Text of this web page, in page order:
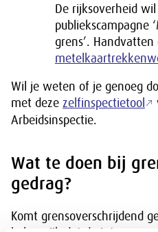
De rijksoverheid
publiekscampagne
grens’.
Wil je weten of je genoeg
met deze zelfinspectietool
Arbeidsinspectie.
Wat te doen bij
gedrag?
Komt grensoverschrijdend